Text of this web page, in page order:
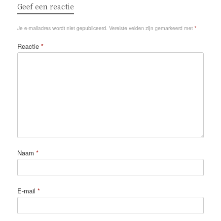
Geef een reactie
Je e-mailadres wordt niet gepubliceerd. Vereiste velden zijn gemarkeerd met *
Reactie *
Naam *
E-mail *